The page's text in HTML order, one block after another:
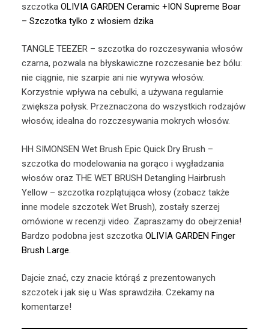
szczotka OLIVIA GARDEN Ceramic +ION Supreme Boar
– Szczotka tylko z włosiem dzika
TANGLE TEEZER – szczotka do rozczesywania włosów
czarna, pozwala na błyskawiczne rozczesanie bez bólu:
nie ciągnie, nie szarpie ani nie wyrywa włosów.
Korzystnie wpływa na cebulki, a używana regularnie
zwiększa połysk. Przeznaczona do wszystkich rodzajów
włosów, idealna do rozczesywania mokrych włosów.
HH SIMONSEN Wet Brush Epic Quick Dry Brush –
szczotka do modelowania na gorąco i wygładzania
włosów oraz THE WET BRUSH Detangling Hairbrush
Yellow – szczotka rozplątująca włosy (zobacz także
inne modele szczotek Wet Brush), zostały szerzej
omówione w recenzji video. Zapraszamy do obejrzenia!
Bardzo podobna jest szczotka OLIVIA GARDEN Finger
Brush Large.
Dajcie znać, czy znacie którąś z prezentowanych
szczotek i jak się u Was sprawdziła. Czekamy na
komentarze!